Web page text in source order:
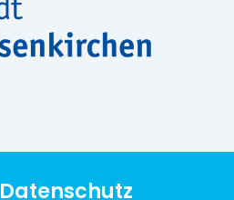
Datenschutz